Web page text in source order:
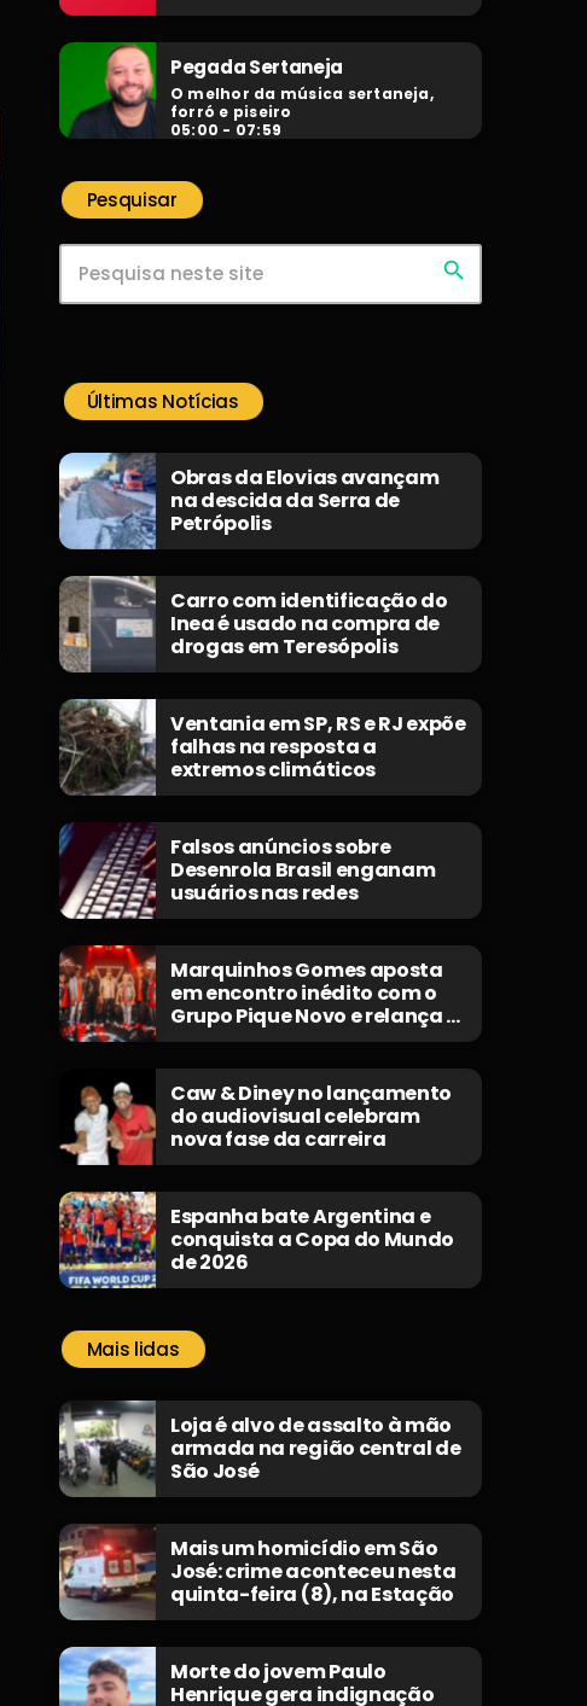
Pegada Sertaneja
O melhor da música sertaneja,
forró e piseiro
05:00 - 07:59
Pesquisar
search
Últimas Notícias
Obras da Elovias avançam
na descida da Serra de
Petrópolis
Carro com identificação do
Inea é usado na compra de
drogas em Teresópolis
Ventania em SP, RS e RJ expõe
falhas na resposta a
extremos climáticos
Falsos anúncios sobre
Desenrola Brasil enganam
usuários nas redes
Marquinhos Gomes aposta
em encontro inédito com o
Grupo Pique Novo e relança o
clássico “Não Morrerei”
Caw & Diney no lançamento
do audiovisual celebram
nova fase da carreira
Espanha bate Argentina e
conquista a Copa do Mundo
de 2026
Mais lidas
Loja é alvo de assalto à mão
armada na região central de
São José
Mais um homicídio em São
José: crime aconteceu nesta
quinta-feira (8), na Estação
Morte do jovem Paulo
Henrique gera indignação